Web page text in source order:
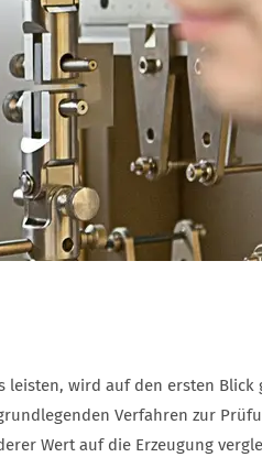
leisten, wird auf den ersten Blick
Verfahren zur
Wert auf die Erzeugung